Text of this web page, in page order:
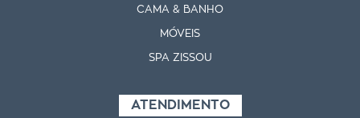
CAMA & BANHO
MÓVEIS
SPA ZISSOU
ATENDIMENTO